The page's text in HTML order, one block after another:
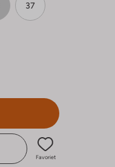
37
Favoriet